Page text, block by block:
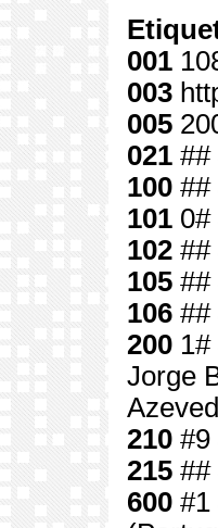
001
003
005
021 ##
100 ##
101 0#
102 ##
105 ##
106 ##
200 1#
Jorge
210 #9
215 ##
600 #1